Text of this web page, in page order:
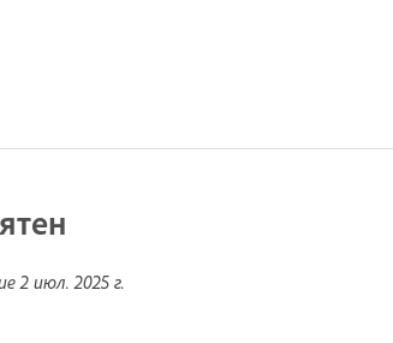
2 июл. 2025 г.